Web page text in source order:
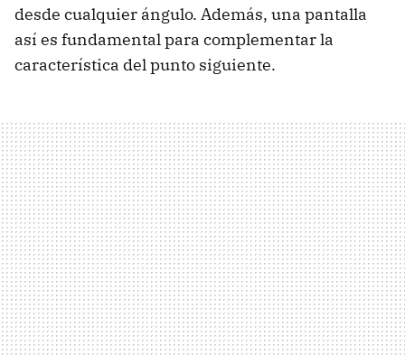
desde cualquier ángulo. Además, una pantalla
así es fundamental para complementar la
característica del punto siguiente.